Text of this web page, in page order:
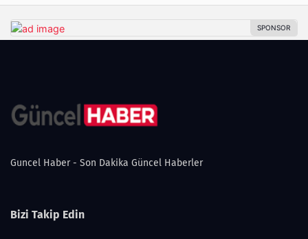
Guncel Haber - Son Dakika Güncel Haberler
Bizi Takip Edin